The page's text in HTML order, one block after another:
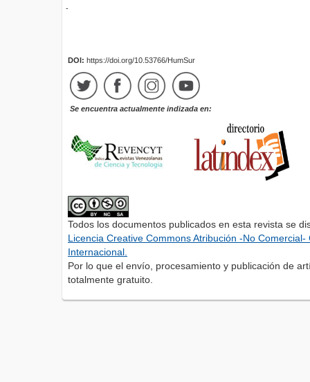
-
DOI: https://doi.org/10.53766/HumSur
Se encuentra actualmente indizada en:
Todos los documentos publicados en esta revista se
Licencia Creative Commons Atribución -No
Internacional.
Por lo que el envío, procesamiento y publicación de
totalmente gratuito.